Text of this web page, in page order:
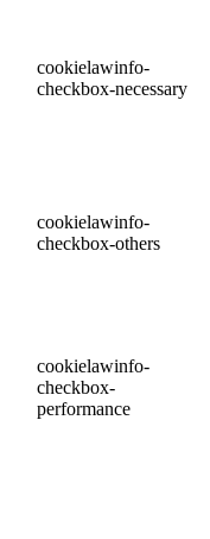
cookielawinfo-
checkbox-necessary
cookielawinfo-
checkbox-others
cookielawinfo-
checkbox-
performance